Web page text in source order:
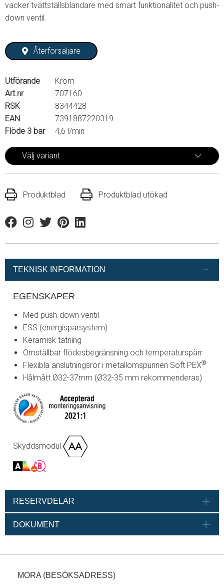
vacker tvättställsblandare med smart funktionalitet och push-
down ventil.
Återförsäljare
Utförande
Krom
Art.nr
707160
RSK
8344428
EAN
7391887220319
Flöde 3 bar
4,6 l/min
Välj variant
Produktblad Produktblad utökad
FacebookInstagram
TwitterPinterestLinkedin
TEKNISK INFORMATION
EGENSKAPER
Med push-down ventil
ESS (energisparsystem)
Keramisk tätning
Omställbar flödesbegränsning och temperaturspärr
Flexibla anslutningsrör i metallomspunnen Soft PEX®
Hålmått Ø32-37mm (Ø32-35 mm rekommenderas)
Skyddsmodul
RESERVDELAR
DOKUMENT
MORA (BESÖKSADRESS)